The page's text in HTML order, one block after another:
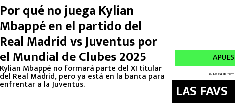
Por qué no juega Kylian
Mbappé en el partido del
Real Madrid vs Juventus por
el Mundial de Clubes 2025
Kylian Mbappé no formará parte del XI titular
del Real Madrid, pero ya está en la banca para
enfrentar a la Juventus. LAS FAVS